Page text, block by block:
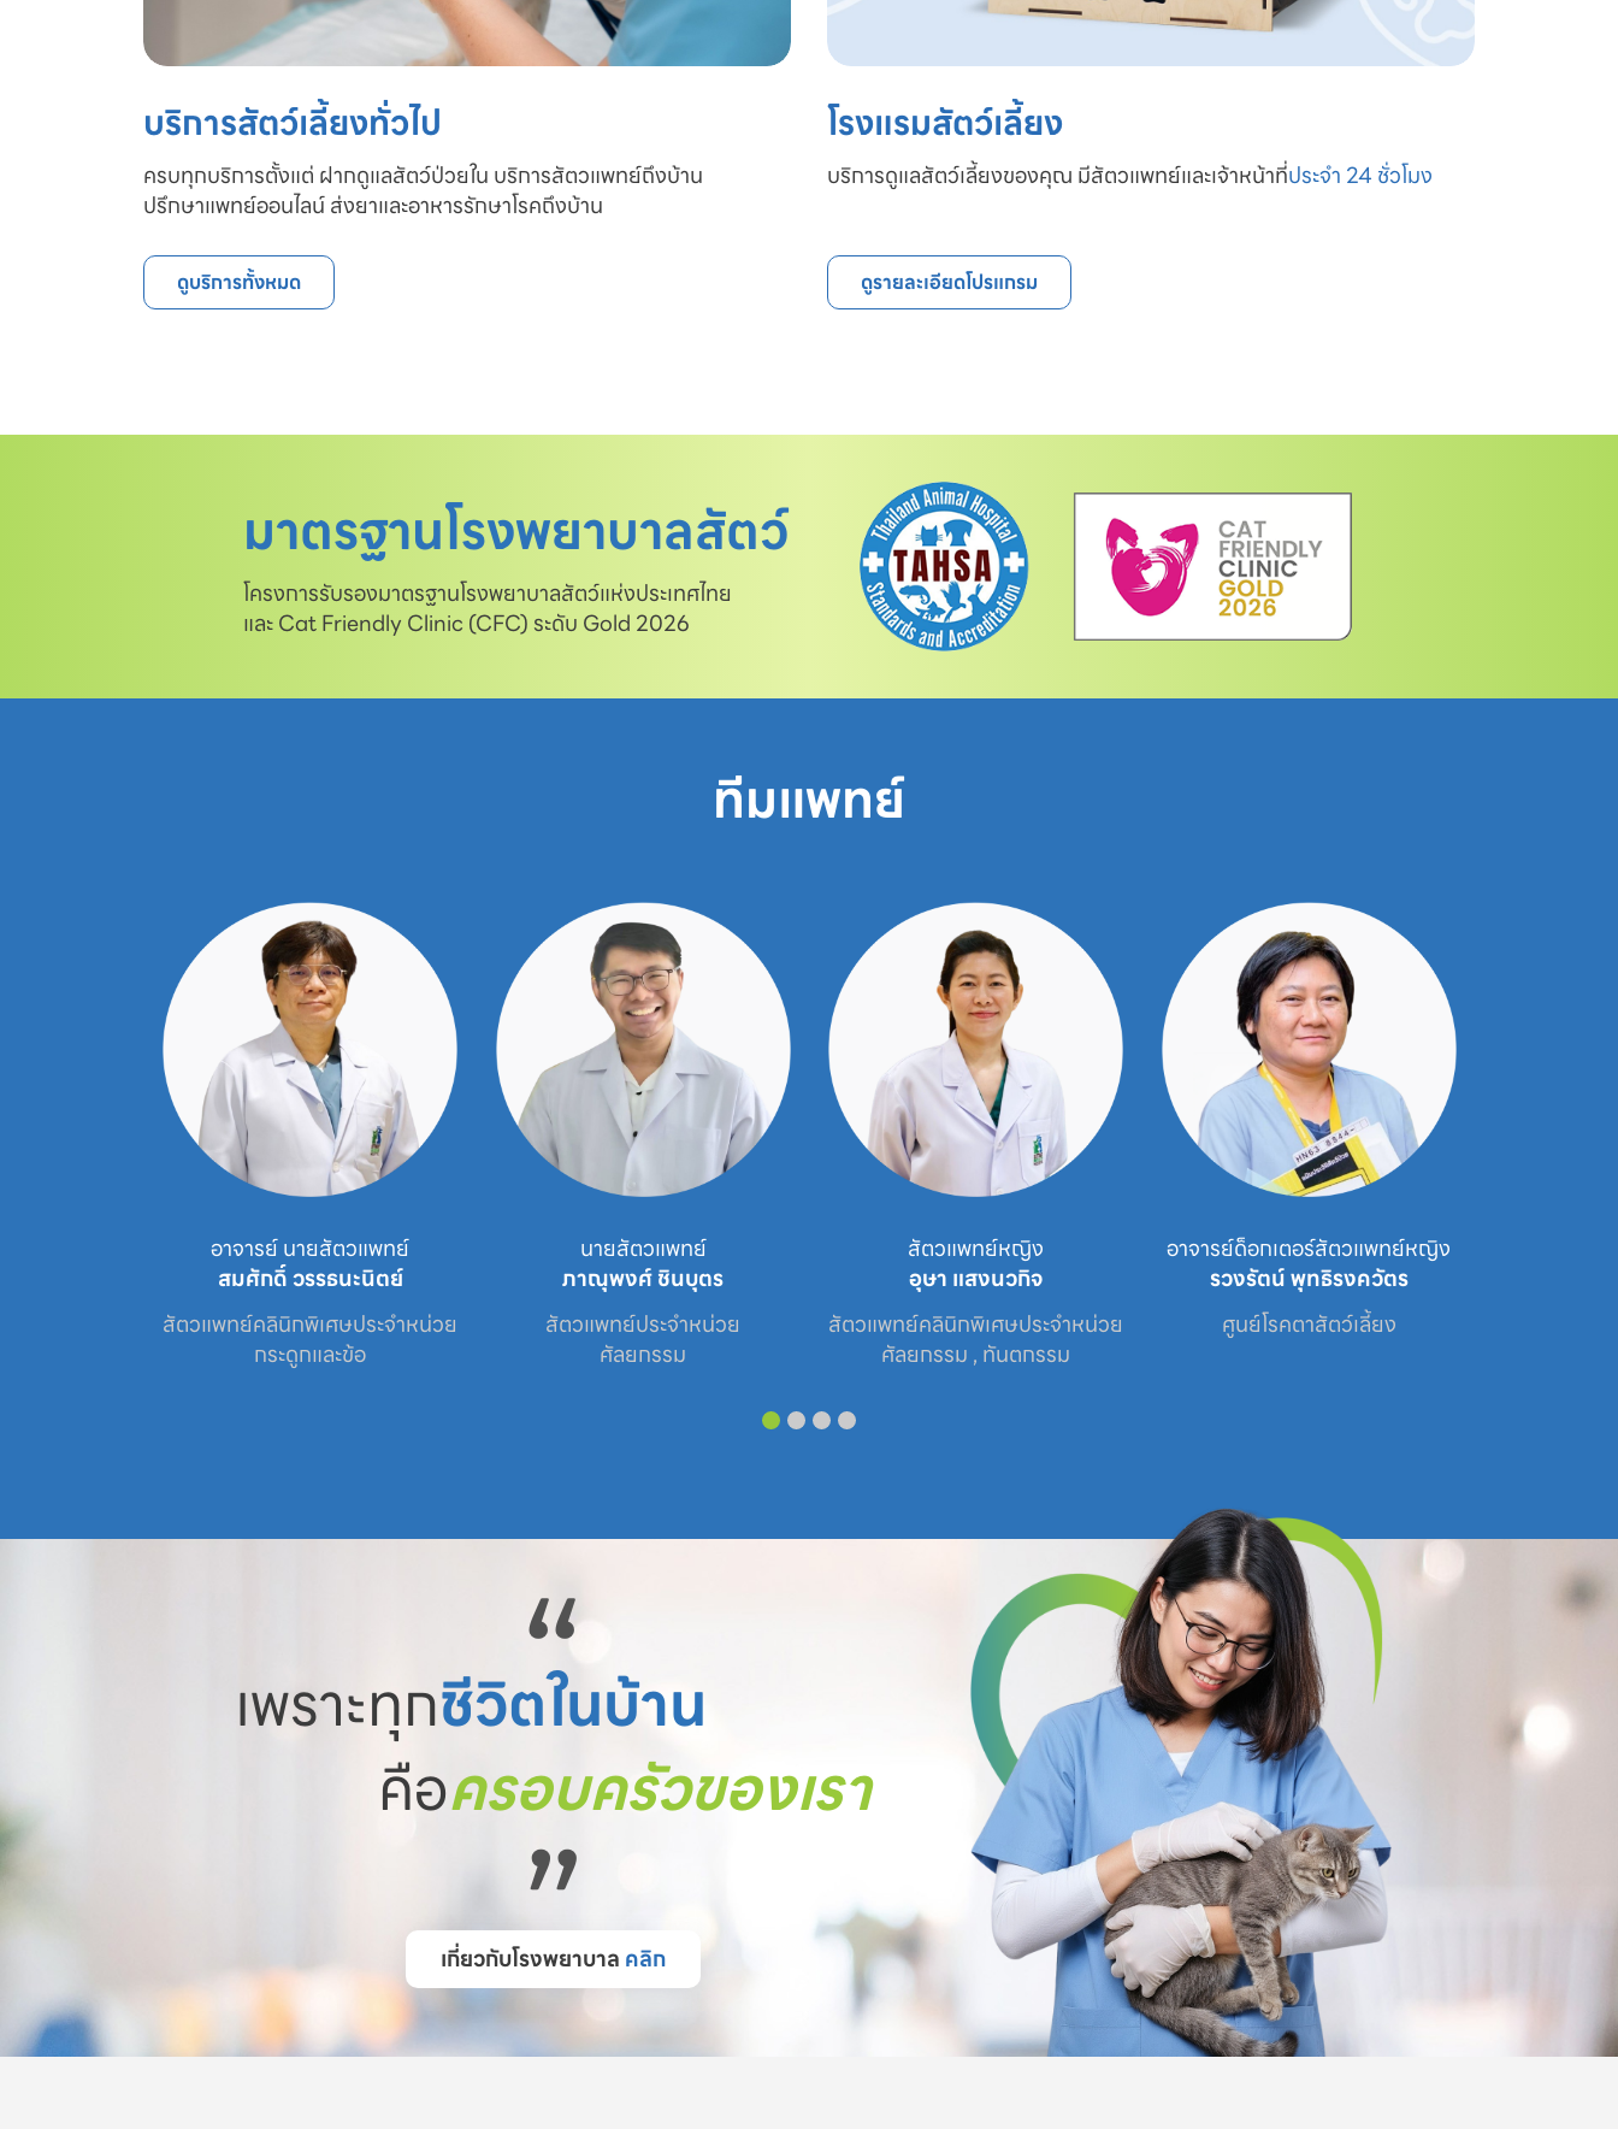
บริการสัตว์เลี้ยงทั่วไป
ครบทุกบริการตั้งแต่ ฝากดูแลสัตว์ป่วยใน บริการสัตวแพทย์ถึงบ้าน
ปรึกษาแพทย์ออนไลน์ ส่งยาและอาหารรักษาโรคถึงบ้าน
ดูบริการทั้งหมด
โรงแรมสัตว์เลี้ยง
บริการดูแลสัตว์เลี้ยงของคุณ มีสัตวแพทย์และเจ้าหน้าที่ประจำ 24 ชั่วโมง
ดูรายละเอียดโปรแกรม
มาตรฐานโรงพยาบาลสัตว์
โครงการรับรองมาตรฐานโรงพยาบาลสัตว์แห่งประเทศไทย
และ Cat Friendly Clinic (CFC) ระดับ Gold 2026
ทีมแพทย์
นายสัตวแพทย์
ภาณุพงศ์ ชินบุตร
สัตวแพทย์ประจำหน่วย
ศัลยกรรม
สัตวแพทย์หญิง
อุษา แสงนวกิจ
สัตวแพทย์คลินิกพิเศษประจำหน่วย
ศัลยกรรม , ทันตกรรม
อาจารย์ด็อกเตอร์สัตวแพทย์หญิง
รวงรัตน์ พุทธิรงควัตร
ศูนย์โรคตาสัตว์เลี้ยง
สัตวแพทย์หญิง
รัญชนก สุวกูล
ศูนย์โรคตาสัตว์เลี้ยง /  ศูนย์โรคผิวหนัง
“
เพราะทุกชีวิตในบ้าน
คือครอบครัวของเรา
”
เกี่ยวกับโรงพยาบาล คลิก